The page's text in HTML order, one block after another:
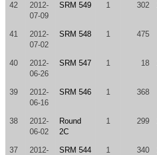
42
2012-
07-09
SRM 549 1 302
41
2012-
07-02
SRM 548 1 475
40
2012-
06-26
SRM 547 1 18
39
2012-
06-16
SRM 546 1 368
38
2012-
06-02
Round
2C
1 299
37
2012-
SRM 544 1 340